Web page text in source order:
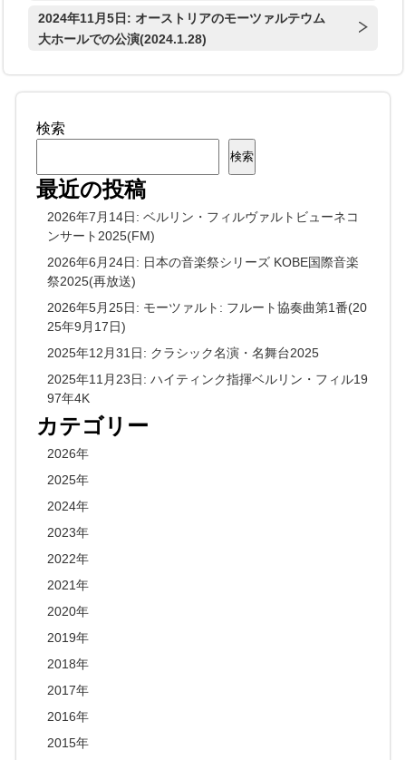
2024年11月5日: オーストリアのモーツァルテウム
大ホールでの公演(2024.1.28)
検索
検索
最近の投稿
2026年7月14日: ベルリン・フィルヴァルトビューネコ
ンサート2025(FM)
2026年6月24日: 日本の音楽祭シリーズ KOBE国際音楽
祭2025(再放送)
2026年5月25日: モーツァルト: フルート協奏曲第1番(20
25年9月17日)
2025年12月31日: クラシック名演・名舞台2025
2025年11月23日: ハイティンク指揮ベルリン・フィル19
97年4K
カテゴリー
2026年
2025年
2024年
2023年
2022年
2021年
2020年
2019年
2018年
2017年
2016年
2015年